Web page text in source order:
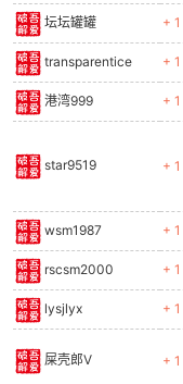
坛坛罐罐 + 1
transparentice + 1
港湾999 + 1
star9519 + 1
wsm1987 + 1
rscsm2000 + 1
lysjlyx + 1
屎壳郎V + 1